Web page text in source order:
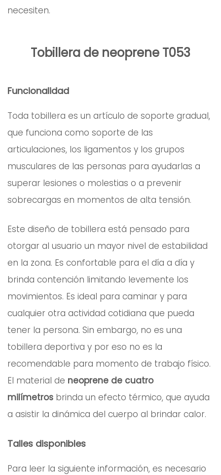
necesiten.
Tobillera de neoprene T053
Funcionalidad
Toda tobillera es un artículo de soporte gradual,
que funciona como soporte de las
articulaciones, los ligamentos y los grupos
musculares de las personas para ayudarlas a
superar lesiones o molestias o a prevenir
sobrecargas en momentos de alta tensión.
Este diseño de tobillera está pensado para
otorgar al usuario un mayor nivel de estabilidad
en la zona. Es confortable para el día a día y
brinda contención limitando levemente los
movimientos. Es ideal para caminar y para
cualquier otra actividad cotidiana que pueda
tener la persona. Sin embargo, no es una
tobillera deportiva y por eso no es la
recomendable para momento de trabajo físico.
El material de neoprene de cuatro
milímetros brinda un efecto térmico, que ayuda
a asistir la dinámica del cuerpo al brindar calor.
Talles disponibles
Para leer la siguiente información, es necesario